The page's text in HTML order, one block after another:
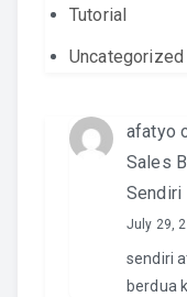
Tutorial
Uncategorized
afatyo
Sales
Sendiri
July 29,
sendiri
berdua